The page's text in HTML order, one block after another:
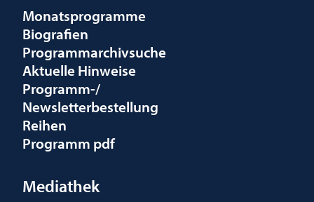
Monatsprogramme
Biografien
Programmarchivsuche
Aktuelle Hinweise
Programm-/
Newsletterbestellung
Reihen
Programm pdf
Mediathek